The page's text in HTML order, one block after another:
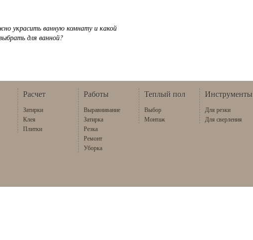
украсить ванную комнату и какой
для ванной?
Расчет
Затирки
Клея
Плитки
Работы
Выравнивание
Затирка
Резка
Ремонт
Уборка
Теплый пол
Выбор
Монтаж
Инструменты
Для резки
Для сверления